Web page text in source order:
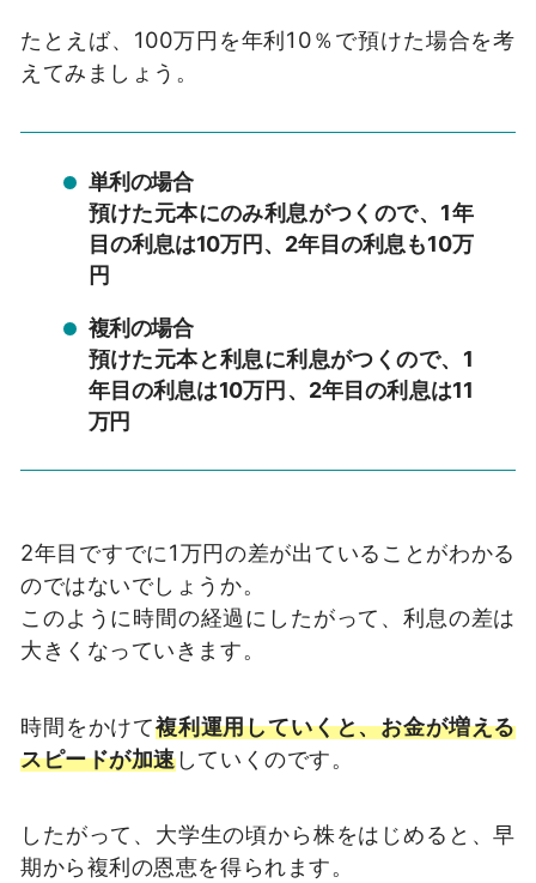
たとえば、100万円を年利10％で預けた場合を考
えてみましょう。
単利の場合
預けた元本にのみ利息がつくので、1年
目の利息は10万円、2年目の利息も10万
円
複利の場合
預けた元本と利息に利息がつくので、1
年目の利息は10万円、2年目の利息は11
万円
2年目ですでに1万円の差が出ていることがわかる
のではないでしょうか。
このように時間の経過にしたがって、利息の差は
大きくなっていきます。
時間をかけて複利運用していくと、お金が増える
スピードが加速していくのです。
したがって、大学生の頃から株をはじめると、早
期から複利の恩恵を得られます。